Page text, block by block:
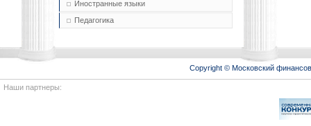
Иностранные языки
Педагогика
Copyright © Московский
Наши партнеры: